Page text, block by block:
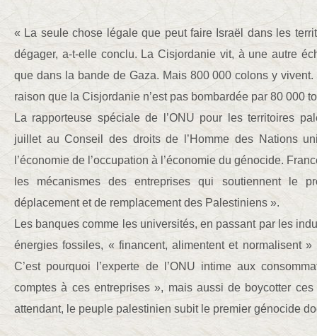
« La seule chose légale que peut faire Israël dans les
dégager, a-t-elle conclu. La Cisjordanie vit, à une autre
que dans la bande de Gaza. Mais 800 000 colons y vivent.
raison que la Cisjordanie n’est pas bombardée par 80 000
La rapporteuse spéciale de l’ONU pour les territoires
juillet au Conseil des droits de l’Homme des Nations
l’économie de l’occupation à l’économie du génocide.
les mécanismes des entreprises qui soutiennent le
déplacement et de remplacement des Palestiniens ».
Les banques comme les universités, en passant par les
énergies fossiles, « financent, alimentent et normalisent
C’est pourquoi l’experte de l’ONU intime aux
comptes à ces entreprises », mais aussi de boycotter
attendant, le peuple palestinien subit le premier génocide